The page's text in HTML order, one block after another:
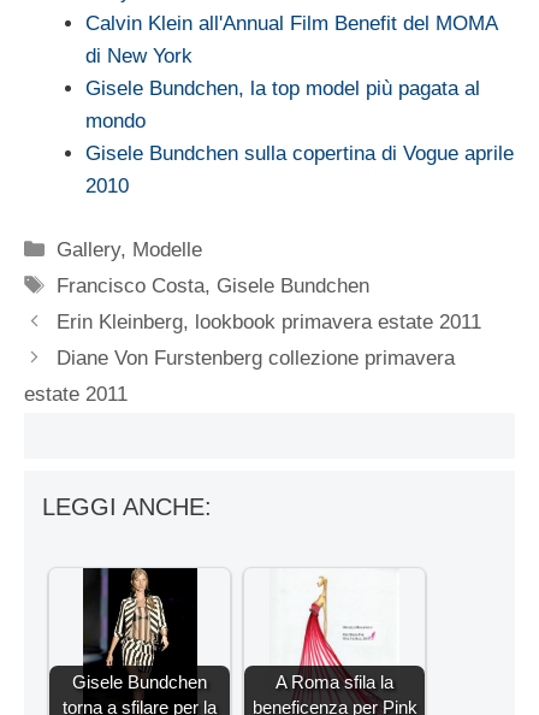
Calvin Klein all'Annua​l Film Benefit del MOMA
di New York
Gisele Bundchen, la top model più pagata al
mondo
Gisele Bundchen sulla copertina di Vogue aprile
2010
Categorie
Gallery, Modelle
Tag
Francisco Costa, Gisele Bundchen
Erin Kleinberg, lookbook primavera estate 2011
Diane Von Furstenberg collezione primavera
estate 2011
LEGGI ANCHE:
Gisele Bundchen
torna a sfilare per la
A Roma sfila la
beneficenza per Pink